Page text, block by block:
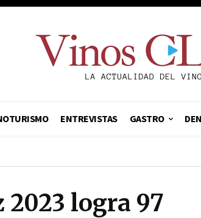
ENTREVISTAS GASTRO
2023 logra 97